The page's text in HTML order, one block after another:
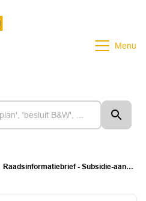
Menu
Raadsinformatiebrief - Subsidie-aanvraag WBI Ontwikkeling Dokkum-West